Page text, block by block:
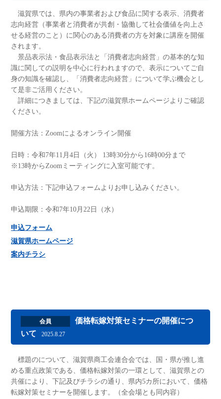
滋賀県では、県内の事業者および食品に関する表示、消費者
志向経営（事業者と消費者が共創・協働して社会価値を向上さ
せる経営のこと）に関心のある消費者の方を対象に講座を開催
されます。
景品表示法・食品表示法と「消費者志向経営」の基本的な知
識に関しての説明を中心に行われますので、表示についてご自
身の知識を確認し、「消費者志向経営」について学ぶ機会とし
て是非ご活用ください。
詳細につきましては、下記の滋賀県ホームページよりご確認
ください。
開催方法：Zoomによるオンライン開催
日時：令和7年11月4日（火） 13時30分から16時00分まで
※13時からZoomミーティングに入室可能です。
申込方法：下記申込フォームよりお申し込みください。
申込期限：令和7年10月22日（水）
申込フォーム
滋賀県ホームページ
案内チラシ
会員
価格転嫁対策セミナーの開催につ
いて
2025.8.27
標題のについて、滋賀県商工会連合会では、国・県が推し進
める重点政策である、価格転嫁対策の一環として、滋賀県との
共催により、下記及びチラシの通り、県内5カ所において、価格
転嫁対策セミナーを開催します。（全会場とも同内容）